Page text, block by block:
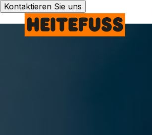
Kontaktieren Sie uns